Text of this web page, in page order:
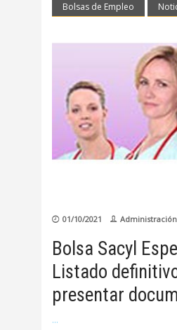
Bolsas de Empleo
01/10/2021
Bolsa Sacyl
Listado
presentar